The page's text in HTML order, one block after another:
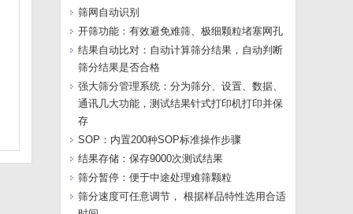
筛网自动识别
开筛功能：有效避免难筛、极细颗粒堵塞网孔
结果自动比对：自动计算筛分结果，自动判断
筛分结果是否合格
强大筛分管理系统：分为筛分、设置、数据、
通讯几大功能，测试结果针式打印机打印并保
存
SOP：内置200种SOP标准操作步骤
结果存储：保存9000次测试结果
筛分暂停：便于中途处理难筛颗粒
筛分速度可任意调节， 根据样品特性选用合适